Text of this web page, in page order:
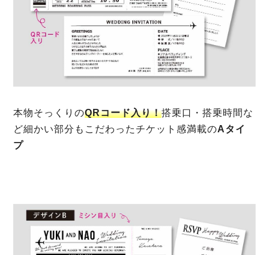
本物そっくりのQRコード入り！搭乗口・搭乗時間な
ど細かい部分もこだわったチケット感満載のAタイ
プ